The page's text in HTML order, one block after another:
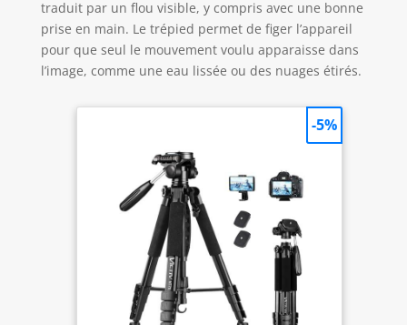
traduit par un flou visible, y compris avec une bonne
prise en main. Le trépied permet de figer l’appareil
pour que seul le mouvement voulu apparaisse dans
l’image, comme une eau lissée ou des nuages étirés.
-5%